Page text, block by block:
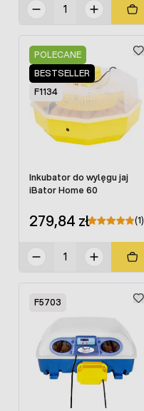
POLECANE
BESTSELLER
F1134
Inkubator do wylęgu jaj
iBator Home 60
279,84 zł (1)
F5703